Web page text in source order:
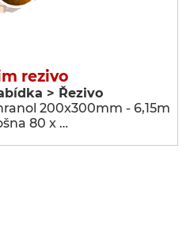
rezivo
> Řezivo
200x300mm - 6,15m
80 x …